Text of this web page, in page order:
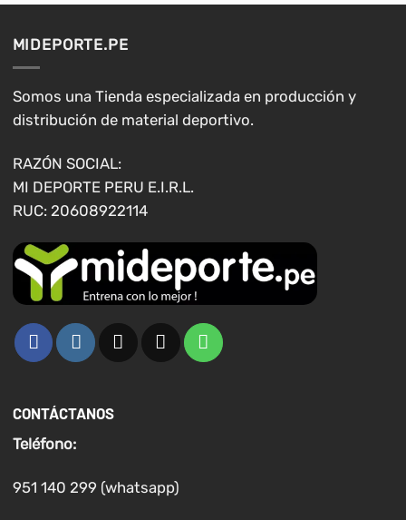
elegir
en
MIDEPORTE.PE
Somos una Tienda especializada en producción y
distribución de material deportivo.
RAZÓN SOCIAL:
MI DEPORTE PERU E.I.R.L.
RUC: 20608922114
CONTÁCTANOS
Teléfono:
951 140 299 (whatsapp)